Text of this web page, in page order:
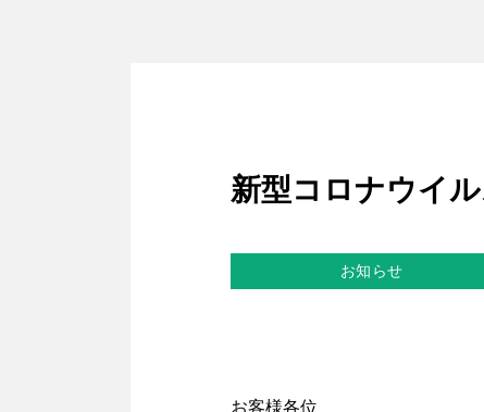
新型コロナウイ
お知らせ
お客様各位